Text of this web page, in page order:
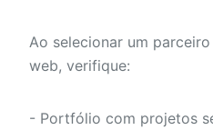
Ao selecionar um
web, verifique:
- Portfólio com projetos